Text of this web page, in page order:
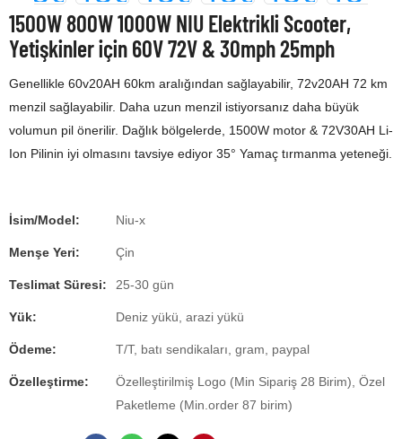
1500W 800W 1000W NIU Elektrikli Scooter,
Yetişkinler için 60V 72V & 30mph 25mph
Genellikle 60v20AH 60km aralığından sağlayabilir, 72v20AH 72 km
menzil sağlayabilir. Daha uzun menzil istiyorsanız daha büyük
volumun pil önerilir. Dağlık bölgelerde, 1500W motor & 72V30AH Li-
Ion Pilinin iyi olmasını tavsiye ediyor 35° Yamaç tırmanma yeteneği.
İsim/Model: Niu-x
Menşe Yeri: Çin
Teslimat Süresi: 25-30 gün
Yük: Deniz yükü, arazi yükü
Ödeme: T/T, batı sendikaları, gram, paypal
Özelleştirme:
Özelleştirilmiş Logo (Min Sipariş 28 Birim), Özel
Paketleme (Min.order 87 birim)